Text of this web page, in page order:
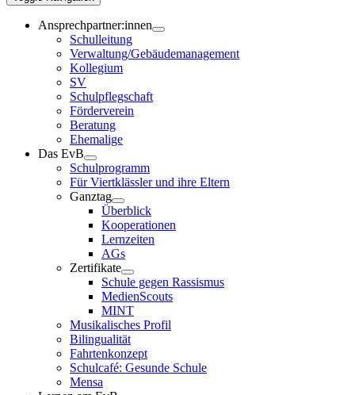
Ansprechpartner:innen
Schulleitung
Verwaltung/Gebäudemanagement
Kollegium
SV
Schulpflegschaft
Förderverein
Beratung
Ehemalige
Das EvB
Schulprogramm
Für Viertklässler und ihre Eltern
Ganztag
Überblick
Kooperationen
Lernzeiten
AGs
Zertifikate
Schule gegen Rassismus
MedienScouts
MINT
Musikalisches Profil
Bilingualität
Fahrtenkonzept
Schulcafé: Gesunde Schule
Mensa